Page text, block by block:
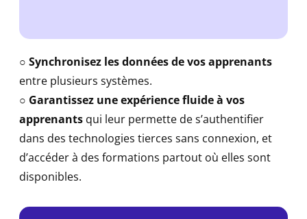
○ Synchronisez les données de vos apprenants
entre plusieurs systèmes.
○ Garantissez une expérience fluide à vos
apprenants qui leur permette de s’authentifier
dans des technologies tierces sans connexion, et
d’accéder à des formations partout où elles sont
disponibles.